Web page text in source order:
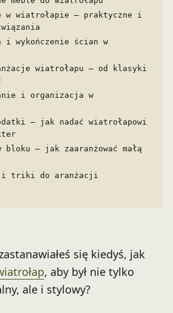
w wiatrołapie – praktyczne i
i wykończenie ścian w
wiatrołapu – od klasyki
i organizacja w
– jak nadać wiatrołapowi
bloku – jak zaaranżować małą
i triki do aranżacji
się kiedyś, jak
, aby był nie tylko
ale i stylowy?